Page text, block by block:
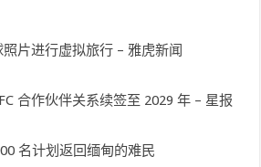
片进行虚拟旅行 – 雅虎新闻
合作伙伴关系续签至 2029 年 – 星报
名计划返回缅甸的难民